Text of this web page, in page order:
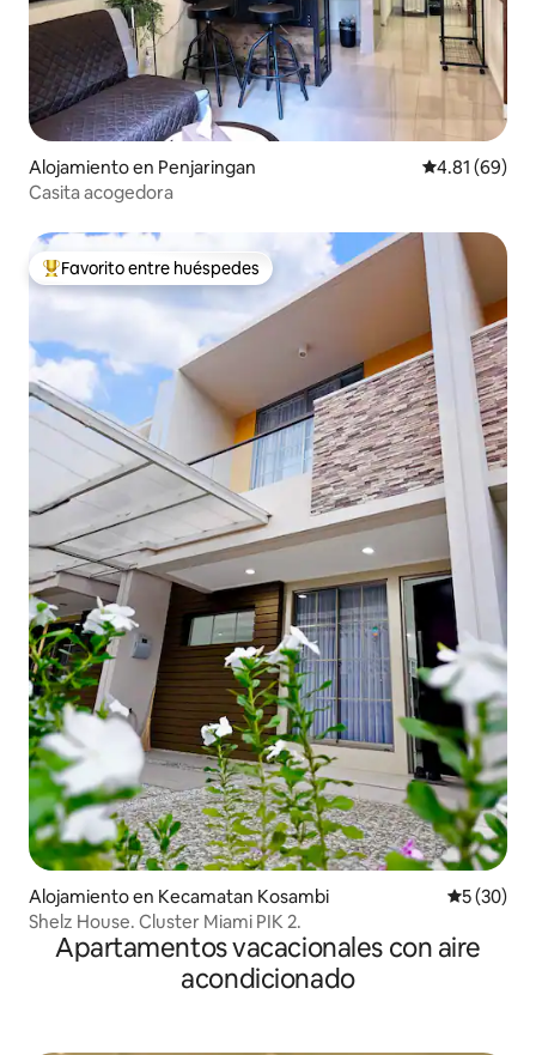
Alojamiento en Penjaringan Calificación
4.81 (69)
Casita acogedora
Favorito entre huéspedes preferido
Favorito entre huéspedes
Alojamiento en Kecamatan Kosambi
5 (30)
Shelz House. Cluster Miami PIK 2.
Apartamentos vacacionales con aire
acondicionado